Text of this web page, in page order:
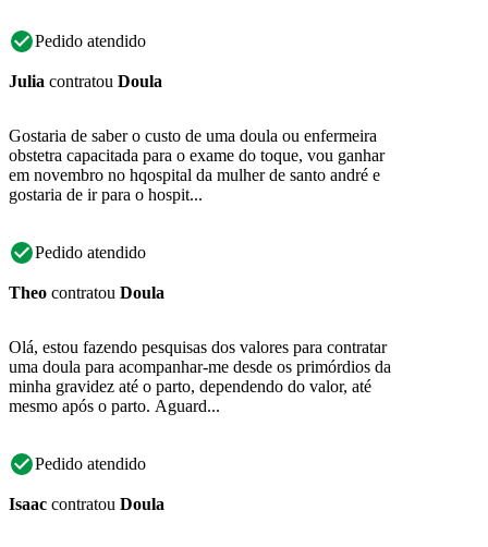
Pedido atendido
Julia contratou Doula
Gostaria de saber o custo de uma doula ou enfermeira
obstetra capacitada para o exame do toque, vou ganhar
em novembro no hqospital da mulher de santo andré e
gostaria de ir para o hospit...
Pedido atendido
Theo contratou Doula
Olá, estou fazendo pesquisas dos valores para contratar
uma doula para acompanhar-me desde os primórdios da
minha gravidez até o parto, dependendo do valor, até
mesmo após o parto. Aguard...
Pedido atendido
Isaac contratou Doula